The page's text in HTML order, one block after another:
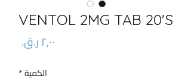
VENTOL 2MG TAB 20'S
الكمية*